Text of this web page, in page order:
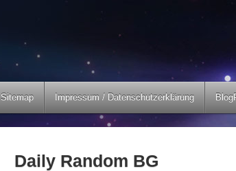
Sitemap Impressum / Datenschutzerklärung
Daily Random BG